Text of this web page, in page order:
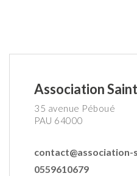
Association
35 avenue Péboué
PAU 64000
0559610679